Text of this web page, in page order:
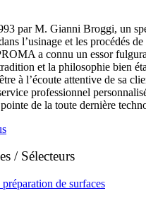
par M. Gianni Broggi, un
l’usinage et les procédés
a connu un essor
et la philosophie bien
à l’écoute attentive de sa
professionnel
de la toute dernière
/ Sélecteurs
préparation de surfaces